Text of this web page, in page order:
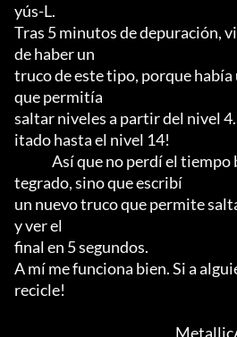
yús-L.
Tras 5 minutos de depuración,
de haber un
truco de este tipo, porque
que permitía
saltar niveles a partir del nivel
itado hasta el nivel 14!
tegrado, sino que escribí
un nuevo truco que permite
y ver el
final en 5 segundos.
A mí me funciona bien. Si a
recicle!